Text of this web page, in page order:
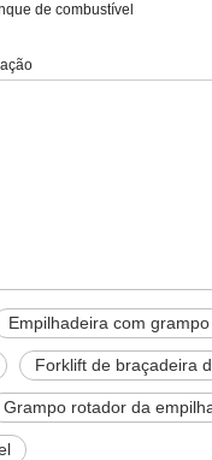
de combustível
Empilhadeira com grampo
Forklift de braçadeira
Grampo rotador da